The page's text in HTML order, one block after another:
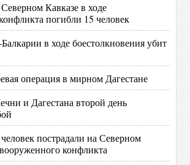
Кавказе в ходе
погибли 15 человек
в ходе боестолкновения убит
операция в мирном Дагестане
и Дагестана второй день
пострадали на Северном
конфликта